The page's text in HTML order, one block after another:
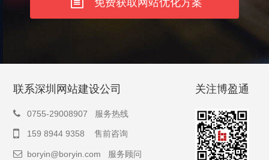
联系深圳网站建设公司
0755-29008907 服务热线
159 8944 9358 售前咨询
boryin@boryin.com 服务顾问
关注博盈通